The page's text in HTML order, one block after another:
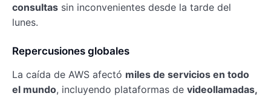
consultas sin inconvenientes desde la tarde del
lunes.
Repercusiones globales
La caída de AWS afectó miles de servicios en todo
el mundo, incluyendo plataformas de videollamadas,